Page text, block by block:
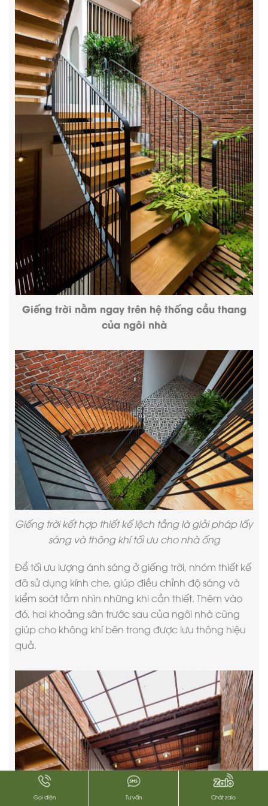
Giếng trời nằm ngay trên hệ thống cầu thang
của ngôi nhà
Giếng trời kết hợp thiết kế lệch tầng là giải pháp lấy
sáng và thông khí tối ưu cho nhà ống
Để tối ưu lượng ánh sáng ở giếng trời, nhóm thiết kế
đã sử dụng kính che, giúp điều chỉnh độ sáng và
kiểm soát tầm nhìn những khi cần thiết. Thêm vào
đó, hai khoảng sân trước sau của ngôi nhà cũng
giúp cho không khí bên trong được lưu thông hiệu
quả.
Gọi điện Tư vấn Chát zalo